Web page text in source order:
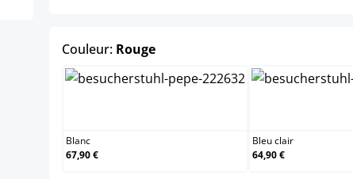
Couleur: Rougeselect
Blanc
67,90 €
Bleu clair
64,90 €